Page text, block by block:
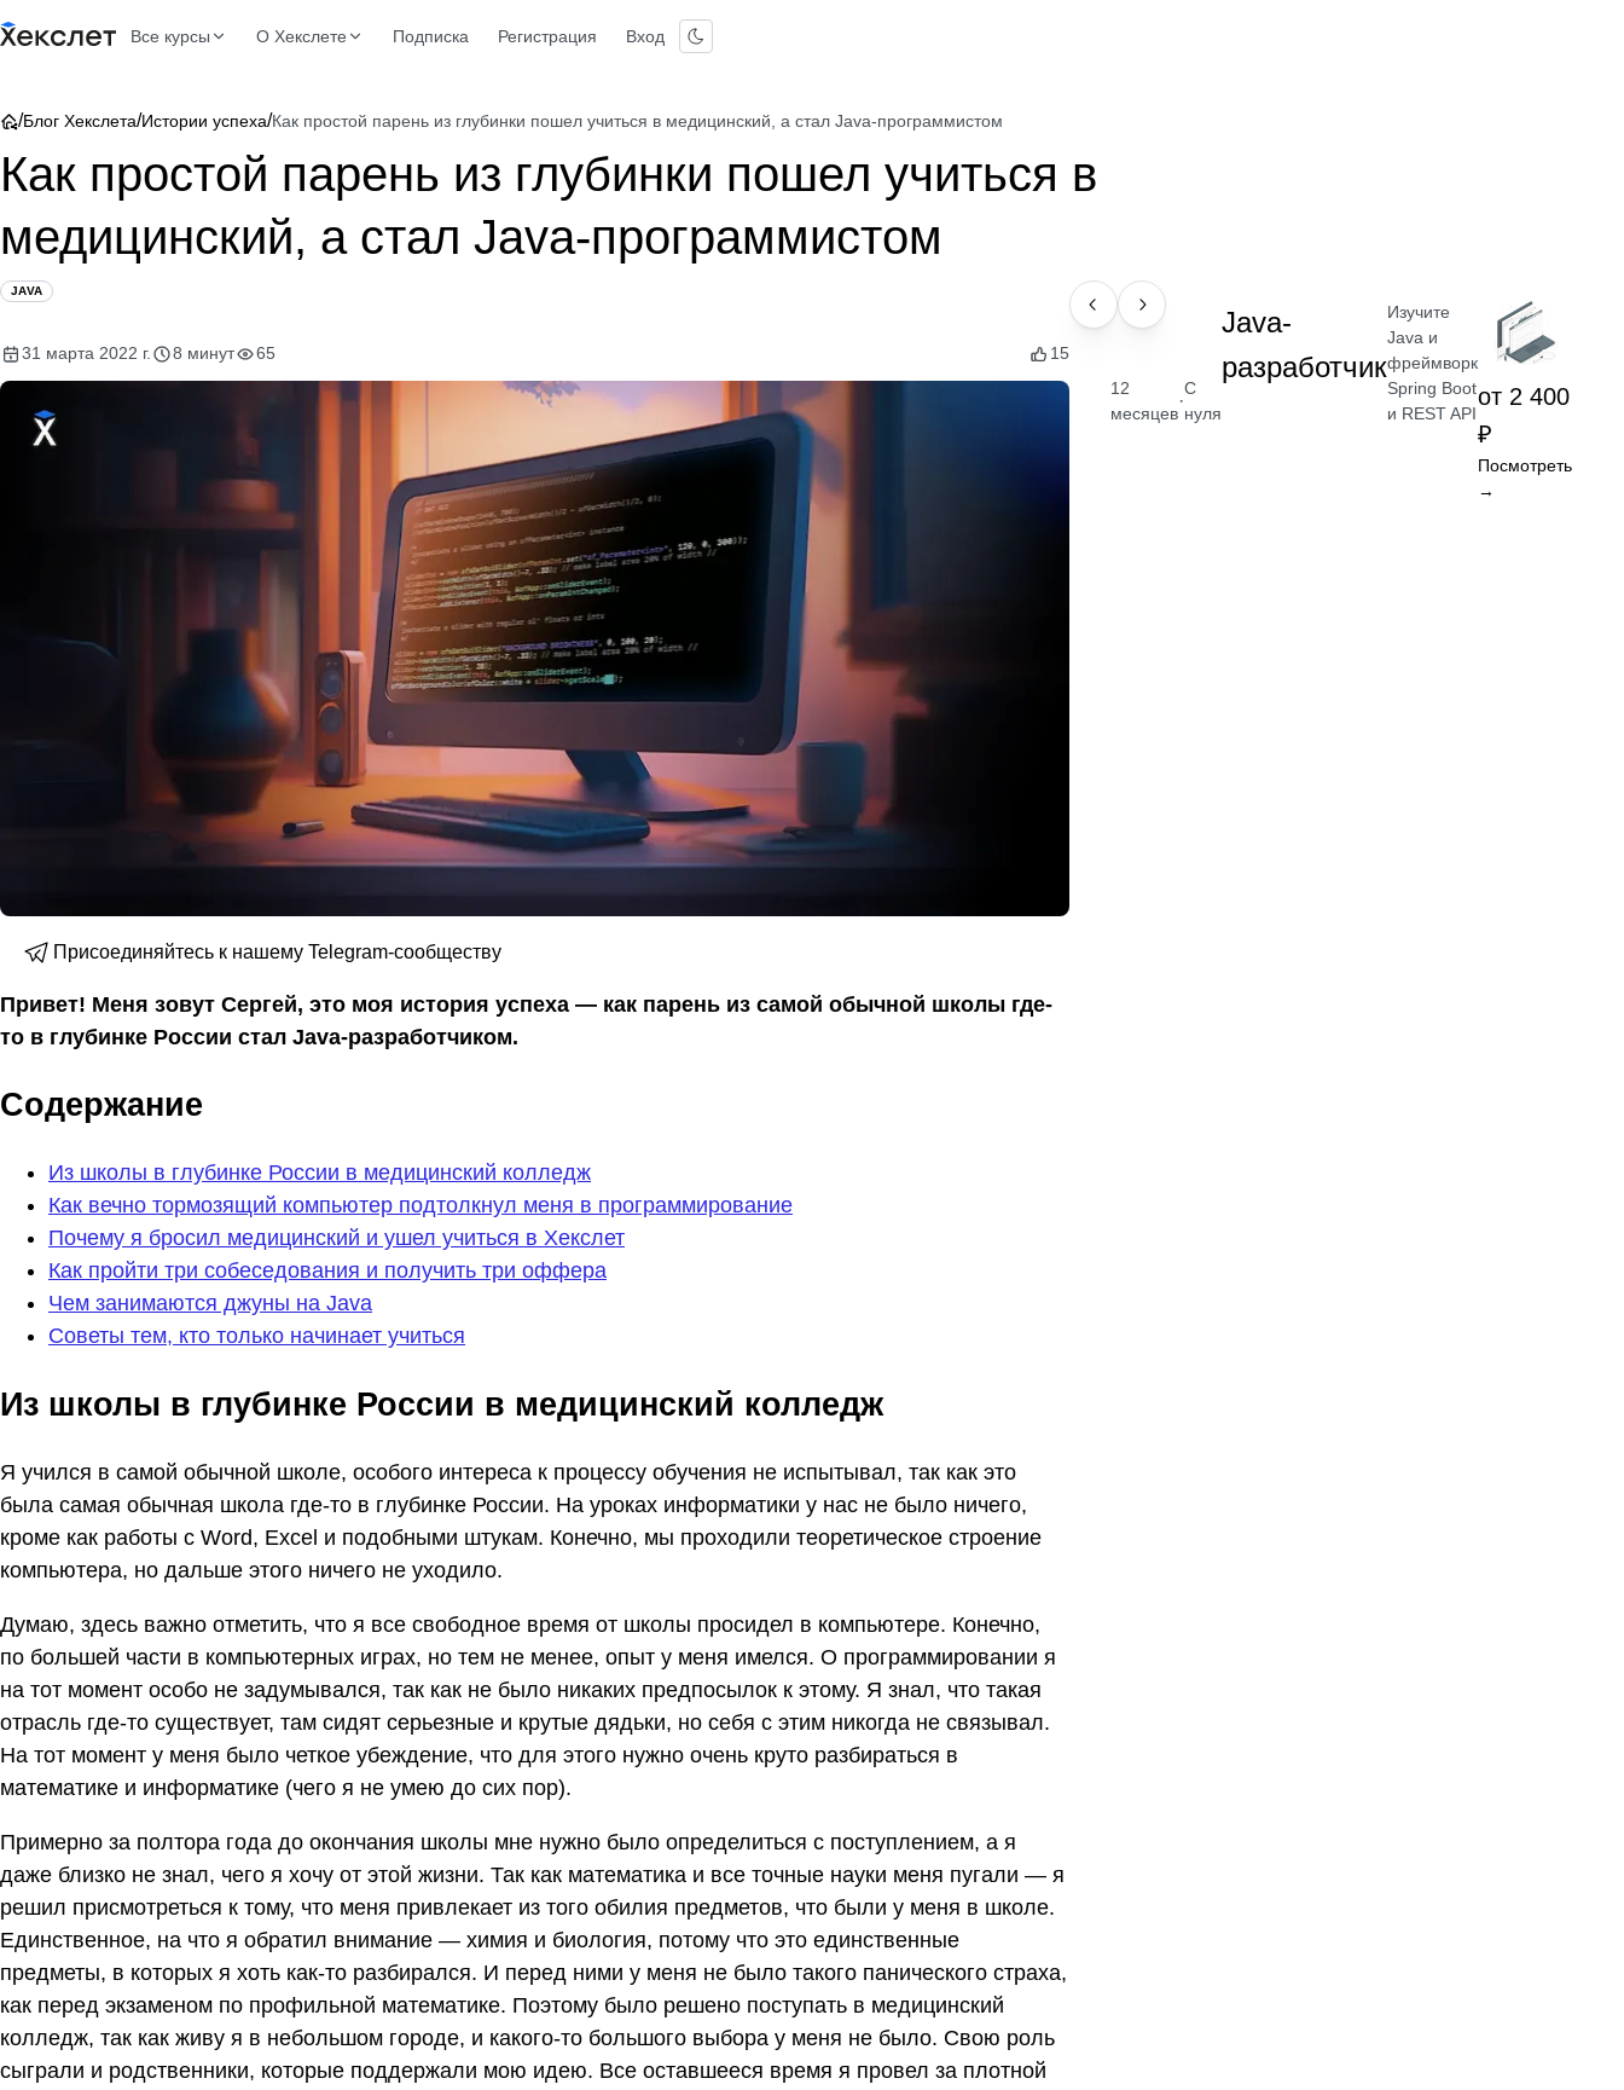
Все курсы О Хекслете Подписка Регистрация Вход
/Блог Хекслета/Истории успеха/Как простой парень из глубинки пошел учиться в медицинский, а стал Java-программистом
Как простой парень из глубинки пошел учиться в
медицинский, а стал Java-программистом
JAVA
31 марта 2022 г. 8 минут 65 15
Присоединяйтесь к нашему Telegram-сообществу
Привет! Меня зовут Сергей, это моя история успеха — как парень из самой обычной школы где-
то в глубинке России стал Java-разработчиком.
Содержание
Из школы в глубинке России в медицинский колледж
Как вечно тормозящий компьютер подтолкнул меня в программирование
Почему я бросил медицинский и ушел учиться в Хекслет
Как пройти три собеседования и получить три оффера
Чем занимаются джуны на Java
Советы тем, кто только начинает учиться
Из школы в глубинке России в медицинский колледж
Я учился в самой обычной школе, особого интереса к процессу обучения не испытывал, так как это
была самая обычная школа где-то в глубинке России. На уроках информатики у нас не было ничего,
кроме как работы с Word, Excel и подобными штукам. Конечно, мы проходили теоретическое строение
компьютера, но дальше этого ничего не уходило.
Думаю, здесь важно отметить, что я все свободное время от школы просидел в компьютере. Конечно,
по большей части в компьютерных играх, но тем не менее, опыт у меня имелся. О программировании я
на тот момент особо не задумывался, так как не было никаких предпосылок к этому. Я знал, что такая
отрасль где-то существует, там сидят серьезные и крутые дядьки, но себя с этим никогда не связывал.
На тот момент у меня было четкое убеждение, что для этого нужно очень круто разбираться в
математике и информатике (чего я не умею до сих пор).
Примерно за полтора года до окончания школы мне нужно было определиться с поступлением, а я
даже близко не знал, чего я хочу от этой жизни. Так как математика и все точные науки меня пугали — я
решил присмотреться к тому, что меня привлекает из того обилия предметов, что были у меня в школе.
Единственное, на что я обратил внимание — химия и биология, потому что это единственные
предметы, в которых я хоть как-то разбирался. И перед ними у меня не было такого панического страха,
как перед экзаменом по профильной математике. Поэтому было решено поступать в медицинский
колледж, так как живу я в небольшом городе, и какого-то большого выбора у меня не было. Свою роль
сыграли и родственники, которые поддержали мою идею. Все оставшееся время я провел за плотной
ПРОФЕССИЯ
12
месяцев
·
С
нуля
Java-
разработчик
Изучите
Java и
фреймворк
Spring Boot
и REST API
от 2 400
₽
Посмотреть
→